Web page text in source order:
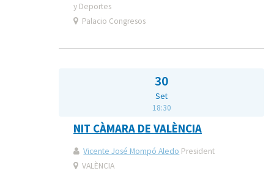
y Deportes
Palacio Congresos
30
Set
18:30
NIT CÀMARA DE VALÈNCIA
Vicente José Mompó Aledo President
VALÈNCIA